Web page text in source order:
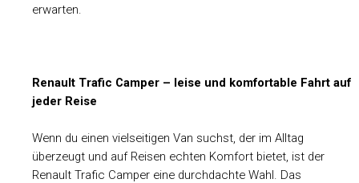
erwarten.
Renault Trafic Camper – leise und komfortable Fahrt auf
jeder Reise
Wenn du einen vielseitigen Van suchst, der im Alltag
überzeugt und auf Reisen echten Komfort bietet, ist der
Renault Trafic Camper eine durchdachte Wahl. Das